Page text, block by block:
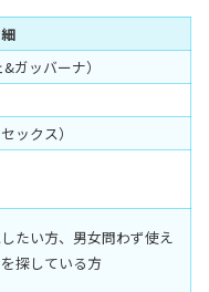
ガッバーナ）
ックス）
たい方、男女問わず使え
探している方